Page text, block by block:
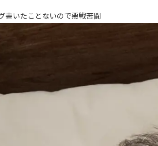
書いたことないので悪戦苦闘